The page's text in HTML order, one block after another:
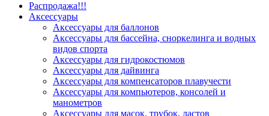
Распродажа!!!
Аксессуары
Аксессуары для баллонов
Аксессуары для бассейна, сноркелинга и водных
видов спорта
Аксессуары для гидрокостюмов
Аксессуары для дайвинга
Аксессуары для компенсаторов плавучести
Аксессуары для компьютеров, консолей и
манометров
Аксессуары для масок, трубок, ластов